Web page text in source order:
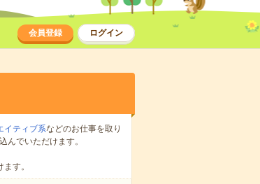
会員登録 ログイン
イティブ系などのお仕事を取り
んでいただけます。
す。